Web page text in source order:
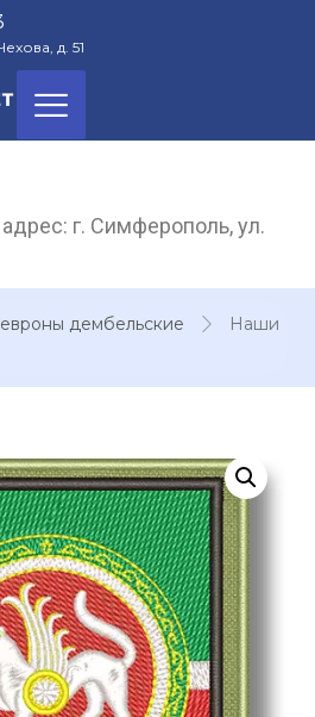
д. 51
г. Симферополь, ул.
дембельские
Наши